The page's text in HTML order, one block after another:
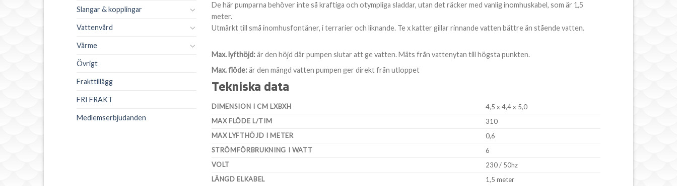
Slangar & kopplingar
Vattenvård
Värme
Övrigt
Frakttillägg
FRI FRAKT
Medlemserbjudanden
De här pumparna behöver inte så kraftiga och otympliga sladdar, utan det räcker med vanlig inomhuskabel, som är 1,5
meter.
Utmärkt till små inomhusfontäner, i terrarier och liknande. Te x katter gillar rinnande vatten bättre än stående vatten.
Max. lyfthöjd:är den höjd där pumpen slutar att ge vatten. Mäts från vattenytan till högsta punkten.
Max. flöde:är den mängd vatten pumpen ger direkt från utloppet
Tekniska data
DIMENSION I CM LXBXH
4,5 x 4,4 x 5,0
MAX FLÖDE L/TIM
310
MAX LYFTHÖJD I METER
0,6
STRÖMFÖRBRUKNING I WATT
6
VOLT
230 / 50hz
LÄNGD ELKABEL
1,5 meter